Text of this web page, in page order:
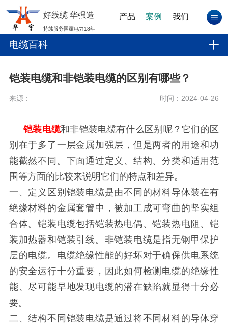
好线缆 华强造
持续服务国家电力18年
产品 案例 我们
电缆百科
铠装电缆和非铠装电缆的区别有哪些？
来源： 时间：2024-04-26
铠装电缆和非铠装电缆有什么区别呢？它们的区
别在于多了一层金属加强层，但是两者的用途和功
能截然不同。下面通过定义、结构、分类和适用范
围等方面的比较来说明它们的特点和差异。
一、定义区别铠装电缆是由不同的材料导体装在有
绝缘材料的金属套管中，被加工成可弯曲的坚实组
合体。铠装电缆包括铠装热电偶、铠装热电阻、铠
装加热器和铠装引线。非铠装电缆是指无钢甲保护
层的电缆。电缆绝缘性能的好坏对于确保供电系统
的安全运行十分重要，因此如何检测电缆的绝缘性
能、尽可能早地发现电缆的潜在缺陷就显得十分必
要。
二、结构不同铠装电缆是通过将不同材料的导体穿